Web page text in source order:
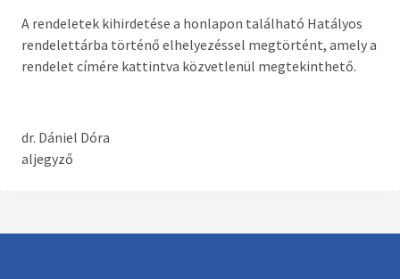
Bizottságok
Rendeletek kihirdetése
A rendeletek kihirdetése a honlapon található Hatályos
rendelettárba történő elhelyezéssel megtörtént, amely a
rendelet címére kattintva közvetlenül megtekinthető.
dr. Dániel Dóra
aljegyző